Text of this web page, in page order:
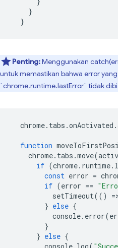
}
}
Penting:Menggunakan
untuk memastikan bahwa error
`chrome.runtime.lastError` tidak
chrome. tabs .onActivated .
function
chrome. tabs .move(
if (chrome. runtime.
const error =
if (error ==
setTimeout(() =
} else {
console. error(
}
} else {